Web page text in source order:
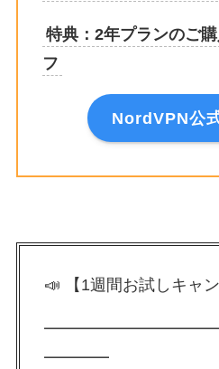
特典：2年プランのご
フ
NordVPN公
📣 【1週間お試しキャ
━━━━